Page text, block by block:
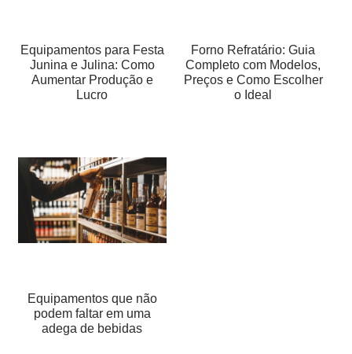
Equipamentos para Festa
Junina e Julina: Como
Aumentar Produção e
Lucro
Forno Refratário: Guia
Completo com Modelos,
Preços e Como Escolher
o Ideal
Equipamentos que não
podem faltar em uma
adega de bebidas